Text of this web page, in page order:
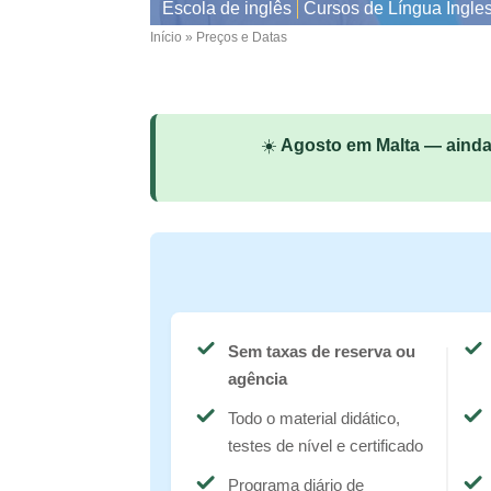
Escola de inglês Cursos de Língua
Início Preços e Datas
☀️ Agosto em Malta —
Sem taxas de reserva ou
agência
Todo o material didático,
testes de nível e certificado
Programa diário de